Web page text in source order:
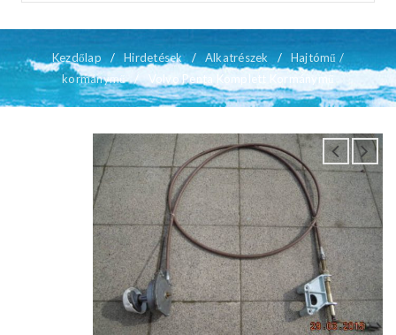
Kezdőlap / Hirdetések / Alkatrészek /
Hajtómű /
kormánymű
/ Volvo Penta Komplett Kormánymű